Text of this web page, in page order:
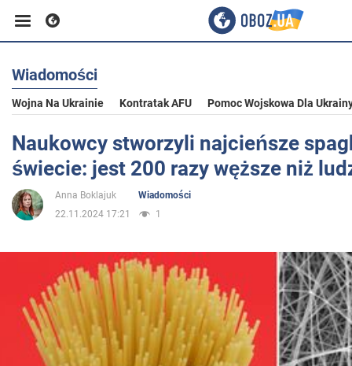
Biznes
Sport
Rozrywka
Polityka
Społeczeństwo
Wiadomości
Wojna Na Ukrainie Kontratak AFU Pomoc Wojskowa Dla
Naukowcy stworzyli najcieńsze
świecie: jest 200 razy węższe niż
Anna Boklajuk
Wiadomości
22.11.2024 17:21
1